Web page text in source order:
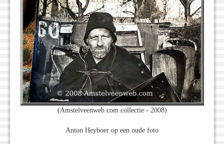
(Amstelveenweb.com collectie - 2008)
Anton Heyboer op een oude foto